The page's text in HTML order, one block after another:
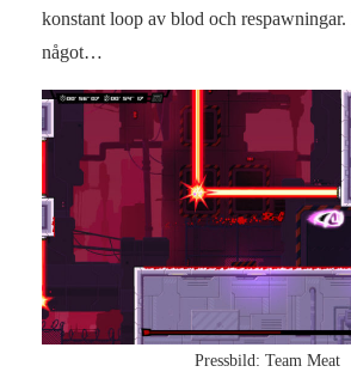
konstant loop av blod och respawningar.
något…
Pressbild: Team Meat